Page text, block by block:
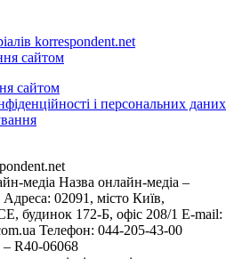
korrespondent.net
сайтом
сайтом
і персональних даних
медіа Назва онлайн-медіа –
02091, місто Київ,
172-Б, офіс 208/1 E-mail:
Телефон: 044-205-43-00
– R40-06068